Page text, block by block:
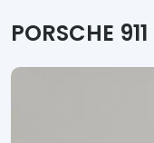
PORSCHE